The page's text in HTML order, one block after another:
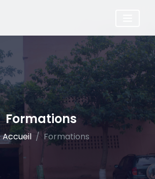
Formations
Accueil Formations